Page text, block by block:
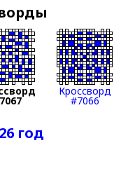
язык.
одежда,
поверх
костюма.
хижина,
или петля
Кроссворд
#7066
год